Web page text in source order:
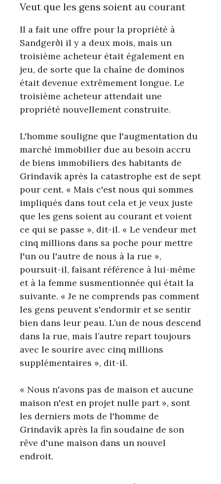
Veut que les gens soient au courant
Il a fait une offre pour la propriété à
Sandgerði il y a deux mois, mais un
troisième acheteur était également en
jeu, de sorte que la chaîne de dominos
était devenue extrêmement longue. Le
troisième acheteur attendait une
propriété nouvellement construite.
L'homme souligne que l'augmentation du
marché immobilier due au besoin accru
de biens immobiliers des habitants de
Grindavík après la catastrophe est de sept
pour cent. « Mais c'est nous qui sommes
impliqués dans tout cela et je veux juste
que les gens soient au courant et voient
ce qui se passe », dit-il. « Le vendeur met
cinq millions dans sa poche pour mettre
l'un ou l'autre de nous à la rue »,
poursuit-il, faisant référence à lui-même
et à la femme susmentionnée qui était la
suivante. « Je ne comprends pas comment
les gens peuvent s'endormir et se sentir
bien dans leur peau. L’un de nous descend
dans la rue, mais l’autre repart toujours
avec le sourire avec cinq millions
supplémentaires », dit-il.
« Nous n'avons pas de maison et aucune
maison n'est en projet nulle part », sont
les derniers mots de l'homme de
Grindavík après la fin soudaine de son
rêve d'une maison dans un nouvel
endroit.